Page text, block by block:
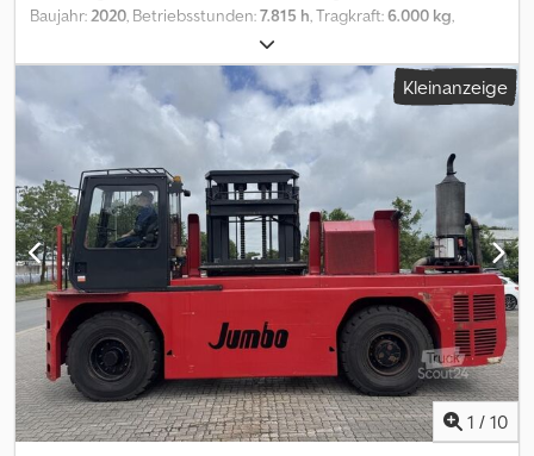
Baujahr:2020, Betriebsstunden:7.815 h, Tragkraft:6.000 kg,
1.970 mm
mm, Masttyp:Triplex, Gabelträgerbreite:1.460 mm, Gabellänge:
, Vorderreifengröße:300-15 , Hinterreifengröße:300-15,
10.500 kg, Gesamthöhe: 2.940 mm
, Gesamtbreite: 2.000 mm , Kraftstoff:
Einfachzusatzhydraulik - Mast: Einfachzusatzhydraulik -
Zinkenverstellgerät, integriert ohne Seitenschub - Vollkabine mit
Schiebetüren - Bauhöhe durch Fahrerschutzdach: 3080 mm -
Heizung - Partikelfilter integriert mit Ad Blue - 6 x LED
Arbeitsscheinwerfer vorne - 1 x LED Rückfahrscheinwerfer hinten
- Beleuchtungsanlage mit Stand- und Fahrlicht, Bremslichter und
Blinker - Blitzleuchte - Warnton bei Rückwärtsfahrt - Tischbreite:
1200 mm - Dachschutzgitter Chjdpfsy Nt Duex Al Aoa - Radio -
Fahrersitz Komfort (Stoffbezug) - Einpedal - Joystick-Bedienung -
Deutz-Diesel TCD L4 3,6 - 74,4 kW @ 2200 rpm - Kamerasystem - Ilc
Zentralschmierung - Innenlüfter und Leseleuchte -
Motorvorwärmung - LSP 0.6 Ref: ANL1069874
Kleinanzeige
1 / 10